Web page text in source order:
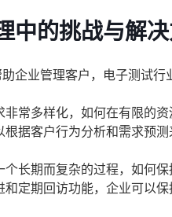
中的挑战与解
企业管理客户，电子测试行
非常多样化，如何在有限的
据客户行为分析和需求预测
个长期而复杂的过程，如何
定期回访功能，企业可以保